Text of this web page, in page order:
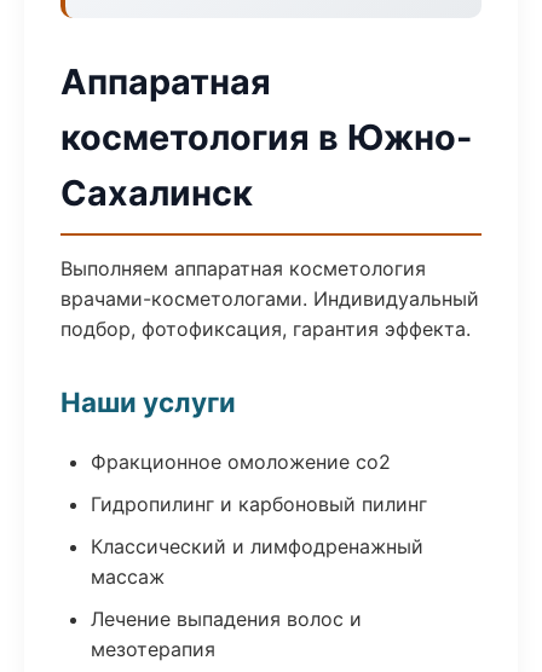
Аппаратная
косметология в Южно-
Сахалинск
Выполняем аппаратная косметология
врачами-косметологами. Индивидуальный
подбор, фотофиксация, гарантия эффекта.
Наши услуги
Фракционное омоложение co2
Гидропилинг и карбоновый пилинг
Классический и лимфодренажный
массаж
Лечение выпадения волос и
мезотерапия